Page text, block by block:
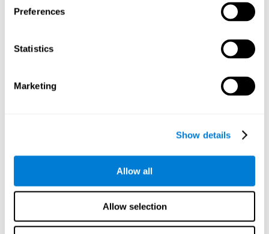
Preferences
Statistics
Marketing
Show details
Allow all
Allow selection
comme des lettres, des mots, etc. Un problème dans la
conscience qu’une altération de la mémoire de travail
travail est la capacité à retenir et manipuler l’information
complexes, comme la compréhension du langage,
mémoire de travail pourrait impliquer des difficultés pour